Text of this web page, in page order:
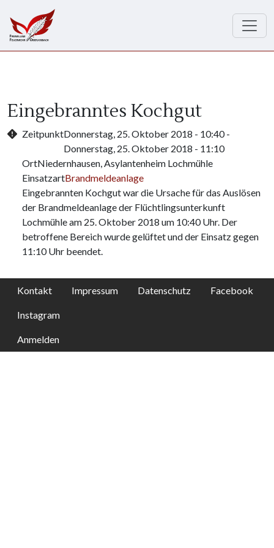
Eingebranntes Kochgut
ZeitpunktDonnerstag, 25. Oktober 2018 - 10:40-
Donnerstag, 25. Oktober 2018 - 11:10
OrtNiedernhausen, Asylantenheim Lochmühle
EinsatzartBrandmeldeanlage
Eingebrannten Kochgut war die Ursache für das Auslösen
der Brandmeldeanlage der Flüchtlingsunterkunft
Lochmühle am 25. Oktober 2018 um 10:40 Uhr. Der
betroffene Bereich wurde gelüftet und der Einsatz gegen
11:10 Uhr beendet.
Kontakt Impressum Datenschutz Facebook
Instagram
Anmelden